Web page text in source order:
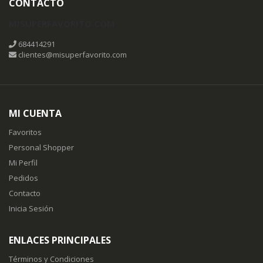
CONTACTO
684414291
clientes@misuperfavorito.com
MI CUENTA
Favoritos
Personal Shopper
Mi Perfil
Pedidos
Contacto
Inicia Sesión
ENLACES PRINCIPALES
Términos y Condiciones